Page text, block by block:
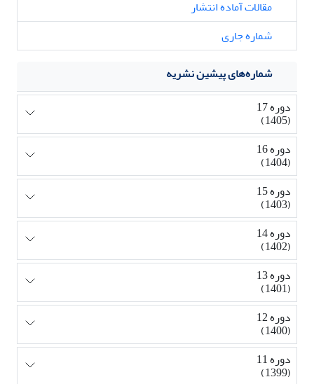
مقالات آماده انتشار
شماره جاری
شماره‌های پیشین نشریه
دوره 17
(1405)
دوره 16
(1404)
دوره 15
(1403)
دوره 14
(1402)
دوره 13
(1401)
دوره 12
(1400)
دوره 11
(1399)